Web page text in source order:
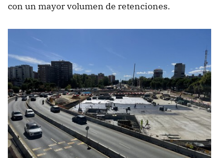
con un mayor volumen de retenciones.